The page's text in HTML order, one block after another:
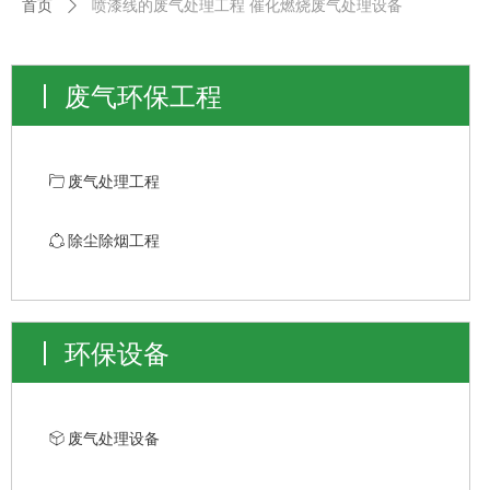
首页 ꄲ 喷漆线的废气处理工程 催化燃烧废气处理设备
ꄁ 废气处理工程
ꁢ 除尘除烟工程
废气环保工程
环保设备
ꁦ 废气处理设备